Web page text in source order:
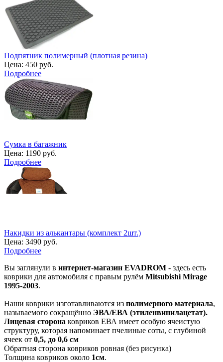
Подпятник полимерный (плотная резина)
Цена: 450 руб.
Подробнее
Сумка в багажник
Цена: 1190 руб.
Подробнее
Накидки из алькантары (комплект 2шт.)
Цена: 3490 руб.
Подробнее
Вы заглянули в интернет-магазин EVADROM - здесь есть
коврики для автомобиля с правым рулём Mitsubishi Mirage
1995-2003.
Наши коврики изготавливаются из полимерного материала,
называемого сокращённо ЭВА/ЕВА (этиленвинилацетат).
Лицевая сторона ковриков ЕВА имеет особую ячеистую
структуру, которая напоминает пчелиные соты, с глубиной
ячеек от 0,5, до 0,6 см
Обратная сторона ковриков ровная (без рисунка)
Толщина ковриков около 1см.